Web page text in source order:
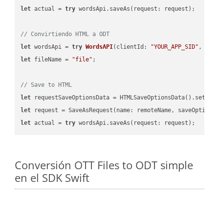
let actual = try wordsApi.saveAs(request: request);
// Convirtiendo HTML a ODT
let wordsApi = try WordsAPI( clientId: "YOUR_APP_SID" ,
let fileName = "file" ;
// Save to HTML
let requestSaveOptionsData =
let request = SaveAsRequest(name: remoteName,
let actual = try
Conversión OTT Files to ODT simple
en el SDK Swift